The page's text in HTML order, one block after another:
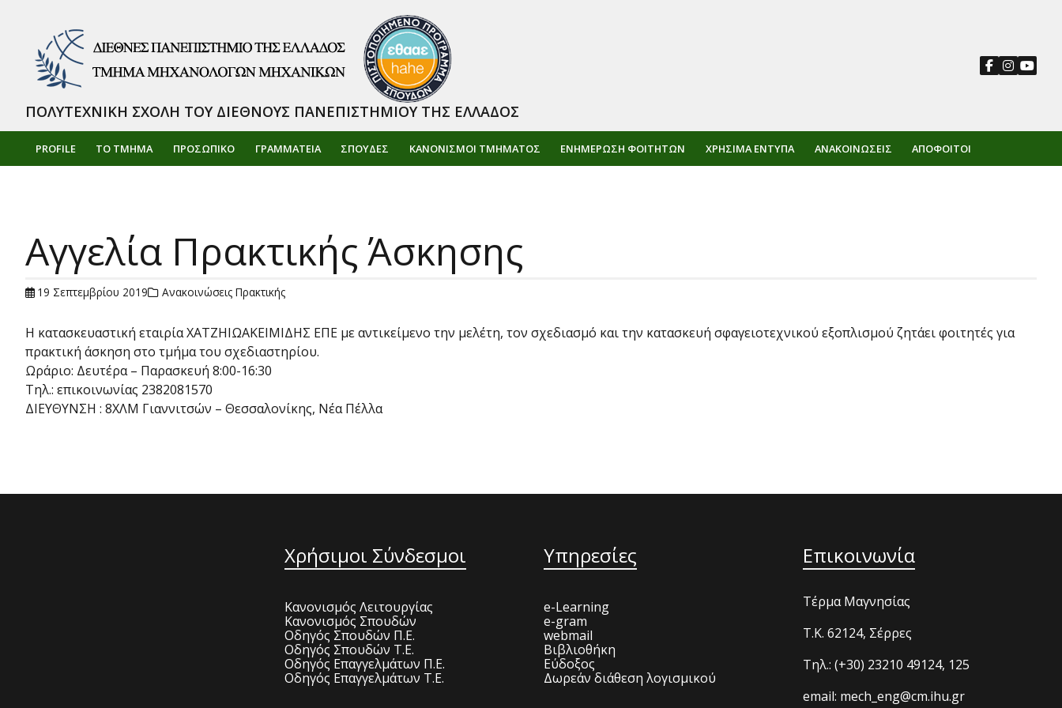
PROFILE ΤΟ ΤΜΗΜΑ ΠΡΟΣΩΠΙΚΌ ΓΡΑΜΜΑΤΕΙΑ ΣΠΟΥΔΕΣ ΚΑΝΟΝΙΣΜΟΙ ΤΜΗΜΑΤΟΣ ΕΝΗΜΈΡΩΣΗ ΦΟΙΤΗΤΏΝ ΧΡΉΣΙΜΑ ΈΝΤΥΠΑ ΑΝΑΚΟΙΝΏΣΕΙΣ ΑΠΌΦΟΙΤΟΙ
ΠΟΛΥΤΕΧΝΙΚΗ ΣΧΟΛΗ ΤΟΥ ΔΙΕΘΝΟΥΣ ΠΑΝΕΠΙΣΤΗΜΙΟΥ ΤΗΣ ΕΛΛΑΔΟΣ
Αγγελία Πρακτικής Άσκησης
19 Σεπτεμβρίου 2019 Ανακοινώσεις Πρακτικής
Η κατασκευαστική εταιρία ΧΑΤΖΗΙΩΑΚΕΙΜΙΔΗΣ ΕΠΕ με αντικείμενο την μελέτη, τον σχεδιασμό και την κατασκευή σφαγειοτεχνικού εξοπλισμού ζητάει φοιτητές για
πρακτική άσκηση στο τμήμα του σχεδιαστηρίου.
Ωράριο: Δευτέρα – Παρασκευή 8:00-16:30
Τηλ.: επικοινωνίας 2382081570
ΔΙΕΥΘΥΝΣΗ : 8ΧΛΜ Γιαννιτσών – Θεσσαλονίκης, Νέα Πέλλα
Χρήσιμοι Σύνδεσμοι
Κανονισμός Λειτουργίας
Κανονισμός Σπουδών
Οδηγός Σπουδών Π.Ε.
Οδηγός Σπουδών Τ.Ε.
Οδηγός Επαγγελμάτων Π.Ε.
Οδηγός Επαγγελμάτων Τ.Ε.
Υπηρεσίες
e-Learning
e-gram
webmail
Βιβλιοθήκη
Εύδοξος
Δωρεάν διάθεση λογισμικού
Επικοινωνία
Τέρμα Μαγνησίας
T.K. 62124, Σέρρες
Τηλ.: (+30) 23210 49124, 125
email: mech_eng@cm.ihu.gr